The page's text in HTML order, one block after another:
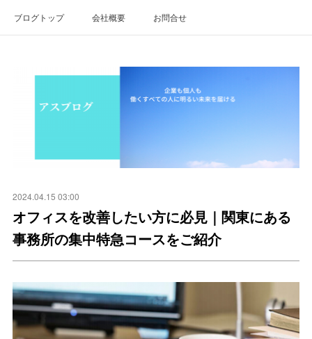
ブログトップ 会社概要 お問合せ
2024.04.15 03:00
オフィスを改善したい方に必見｜関東にある
事務所の集中特急コースをご紹介